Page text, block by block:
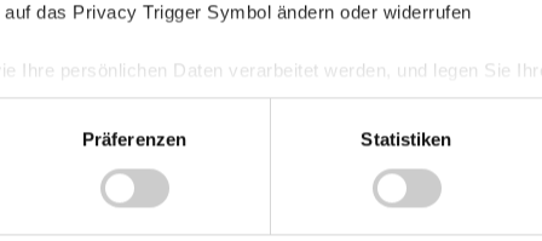
das Privacy Trigger Symbol ändern oder widerrufen
Ihre persönlichen Daten verarbeitet werden, und legen Sie
zu analysieren. Außerdem geben wir Informationen zu
Präferenzen Statistiken